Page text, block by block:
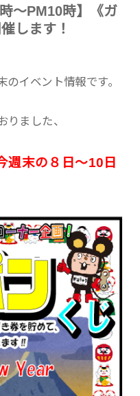
～PM10時】《ガ
します！
イベント情報です。
りました、
週末の８日〜10日